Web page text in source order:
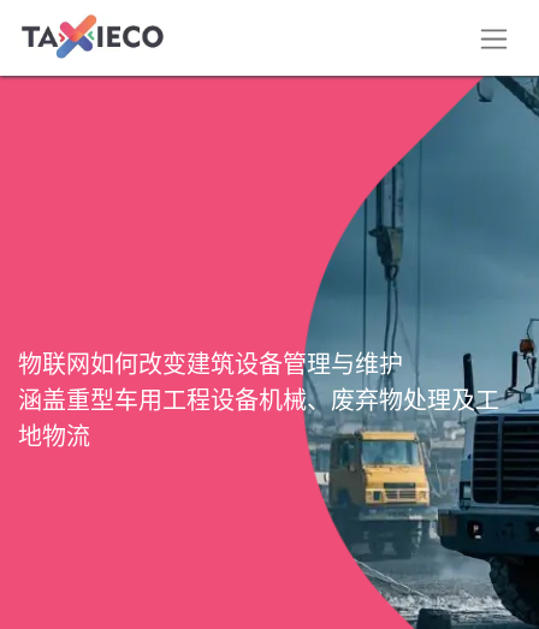
物联网如何改变建筑设备管理与维护
涵盖重型车用工程设备机械、废弃物处理及工
地物流